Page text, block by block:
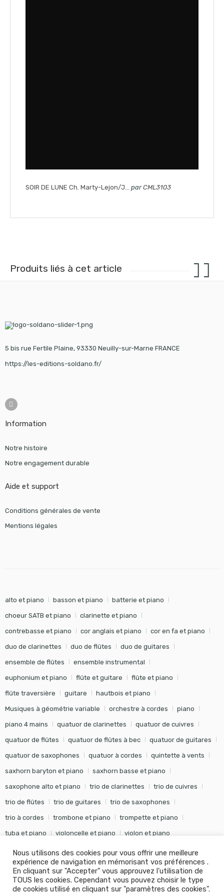
SOIR DE LUNE Ch. Marty-Lejon/J… parCML3103
Produits liés à cet article
5 bis rue Fertile Plaine, 93330 Neuilly-sur-Marne FRANCE
https://les-editions-soldano.fr/
Information
Notre histoire
Notre engagement durable
Aide et support
Conditions générales de vente
Mentions légales
alto et piano basson et piano batterie et piano
choeur SATB et piano clarinette et piano
contrebasse et piano cor anglais et piano cor en fa et piano
duo de clarinettes duo de flûtes duo de guitares
ensemble de flûtes ensemble instrumental
euphonium et piano flûte et guitare flûte et piano
flûte traversière guitare hautbois et piano
Musiques à géométrie variable orchestre à cordes piano
piano 4 mains quatuor de clarinettes quatuor de cuivres
quatuor de flûtes quatuor de flûtes à bec quatuor de guitares
quatuor de saxophones quatuor à cordes quintette à vents
saxhorn baryton et piano saxhorn basse et piano
saxophone alto et piano trio de clarinettes trio de cuivres
trio de flûtes trio de guitares trio de saxophones
trio à cordes trombone et piano trompette et piano
tuba et piano violoncelle et piano violon et piano
© Editions Soldano - Tous droits réservés - Conception Khalid
Nous utilisons des cookies pour vous offrir une meilleure
expérience de navigation en mémorisant vos préférences .
En cliquant sur "Accepter" vous approuvez l'utilisation de
TOUS les cookies. Cependant vous pouvez choisir le type
de cookies utilisé en cliquant sur "paramètres des cookies".